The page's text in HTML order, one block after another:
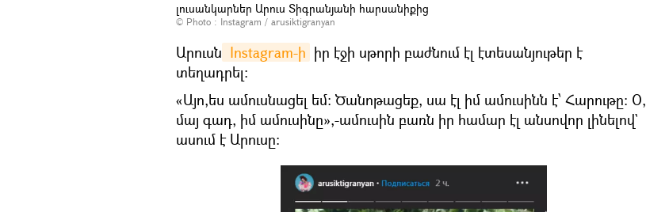
լուսանկարներ Արուս Տիգրանյանի հարսանիքից
© Photo : Instagram / arusiktigranyan
Արուսն Instagram-ի իր էջի սթորի բաժնում էլ էտեսանյութեր է
տեղադրել:
«Այո,ես ամուսնացել եմ։ Ծանոթացեք, սա էլ իմ ամուսինն է՝ Հարութը։ Օ,
մայ գադ, իմ ամուսինը»,-ամուսին բառն իր համար էլ անսովոր լինելով`
ասում է Արուսը։